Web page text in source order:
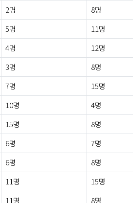
2명 8명
5명 11명
4명 12명
3명 8명
7명 15명
10명 4명
15명 8명
6명 7명
6명 8명
11명 15명
11명 8명